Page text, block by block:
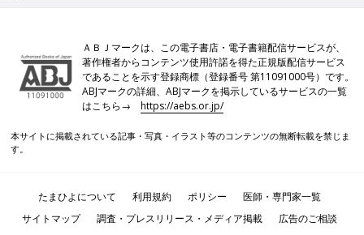
ＡＢＪマークは、この電子書店・電子書籍配信サービスが、
著作権者からコンテンツ使用許諾を得た正規版配信サービス
であることを示す登録商標（登録番号 第11091000号）です。
ABJマークの詳細、ABJマークを掲示しているサービスの一覧
はこちら→https://aebs.or.jp/
本サイトに掲載されている記事・写真・イラスト等のコンテンツの無断転載を禁じま
す。
たまひよについて 利用規約 ポリシー
医師・専門家一覧
サイトマップ
調査・プレスリリース・メディア掲載
広告のご相談